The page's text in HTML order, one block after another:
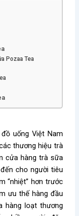
Pozaa Tea
uống Việt Nam
thương hiệu trà
cửa hàng trà sữa
cho người tiêu
“nhiệt” hơn trước
ưu thế hàng đầu
hàng loạt thương